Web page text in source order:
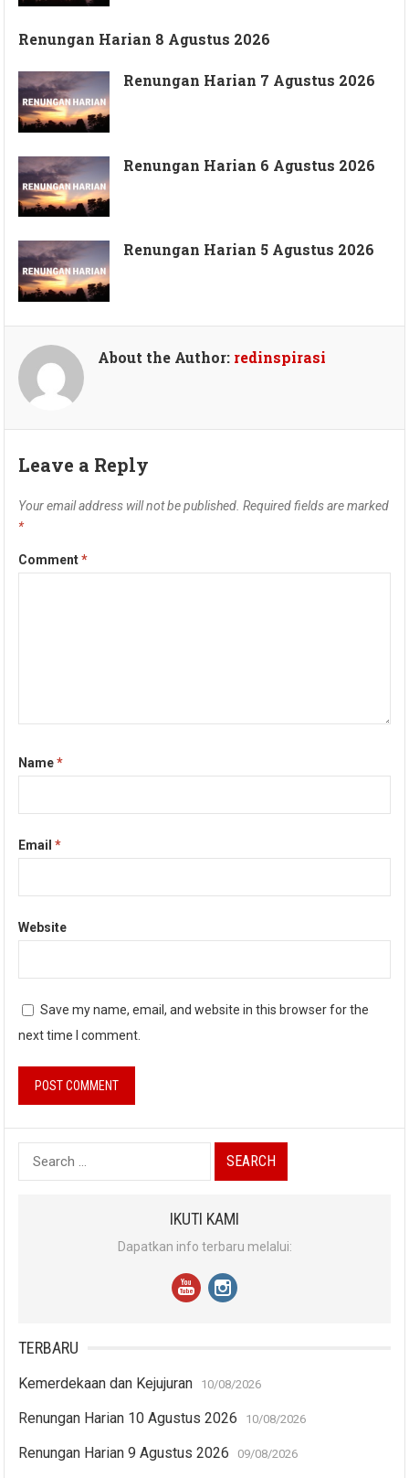
Renungan Harian 8 Agustus 2026
Renungan Harian 7 Agustus 2026
Renungan Harian 6 Agustus 2026
Renungan Harian 5 Agustus 2026
About the Author: redinspirasi
Leave a Reply
Your email address will not be published. Required fields are marked
*
Comment*
Name*
Email*
Website
Save my name, email, and website in this browser for the
next time I comment.
Search
for:
IKUTI KAMI
Dapatkan info terbaru melalui:
TERBARU
Kemerdekaan dan Kejujuran 10/08/2026
Renungan Harian 10 Agustus 2026 10/08/2026
Renungan Harian 9 Agustus 2026 09/08/2026